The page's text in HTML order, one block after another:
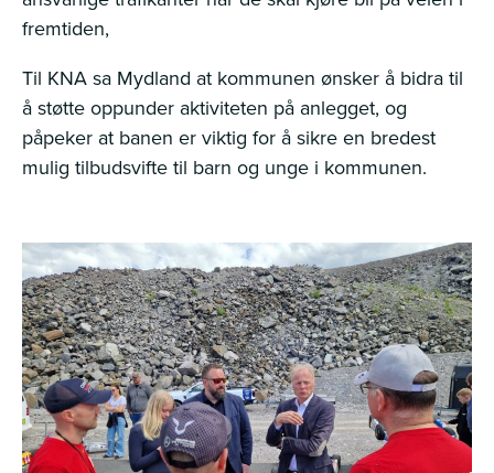
fremtiden,
Til KNA sa Mydland at kommunen ønsker å bidra til
å støtte oppunder aktiviteten på anlegget, og
påpeker at banen er viktig for å sikre en bredest
mulig tilbudsvifte til barn og unge i kommunen.